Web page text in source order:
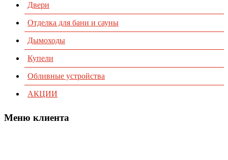
Двери
Отделка для бани и сауны
Дымоходы
Купели
Обливные устройства
АКЦИИ
Меню клиента